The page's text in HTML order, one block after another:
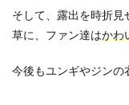
そして、露出を時折
草に、ファン達はかわ
今後もユンギやジンの